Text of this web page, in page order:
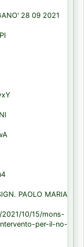
28 09 2021
PAOLO MARIA
10/15/mons-
per-il-no-